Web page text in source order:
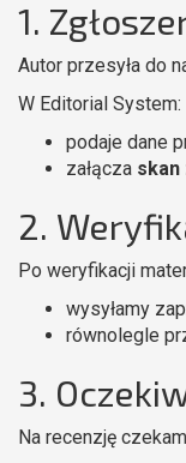
1.
Autor przesyła do
W Editorial System:
podaje dane
załącza skan
2.
Po weryfikacji
wysyłamy
równolegle
3.
Na recenzję